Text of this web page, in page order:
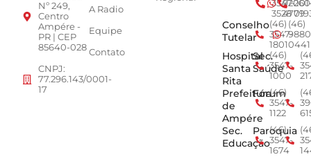
Nº 249,
Centro
Ampére -
PR | CEP
85640-028
CNPJ:
77.296.143/0001-
17
A Radio
Equipe
Contato
3547-
35284779
Conselho
Tutelar
(46)
3547-
1801
(46)
0441
Hospital
Santa
Rita
Sec.
Saúde
(46)
3547-
1000
Prefeitura
de
Ampére
Fórum
(46)
3547-
1122
Sec.
Educação
Paroquia
(46)
3547-
1674